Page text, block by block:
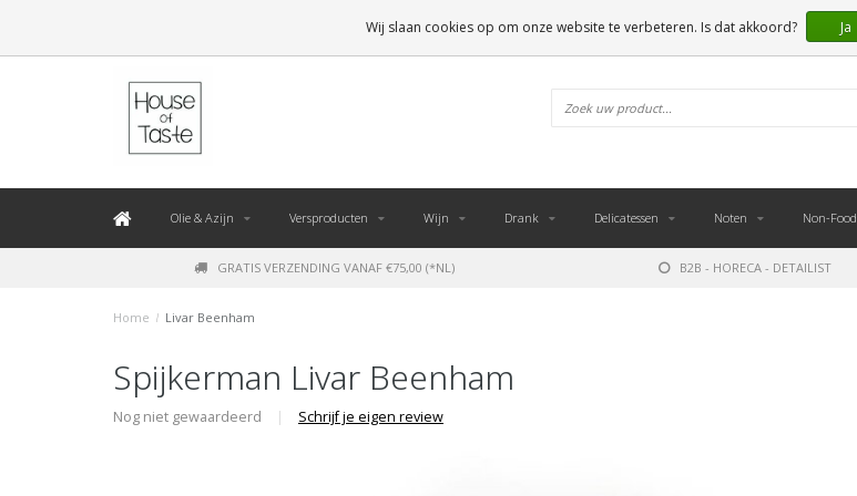
Olie & Azijn Versproducten Wijn Drank Delicatessen Noten Non-Food
GRATIS VERZENDING VANAF €75,00 (*NL) B2B - HORECA - DETAILIST
Home / Livar Beenham
Spijkerman Livar Beenham
Nog niet gewaardeerd | Schrijf je eigen review
Wij slaan cookies op om onze website te verbeteren. Is dat akkoord? Ja